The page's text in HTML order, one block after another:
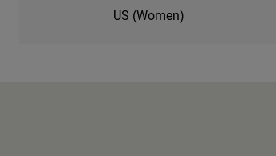
US (Women)